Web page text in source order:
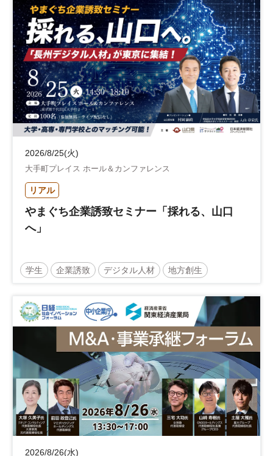
2026/8/25(火)
大手町プレイス ホール＆カンファレンス
リアル
やまぐち企業誘致セミナー「採れる、山口
へ」
学生 企業誘致 デジタル人材 地方創生
地域活性化 自治体
2026/8/26(水)